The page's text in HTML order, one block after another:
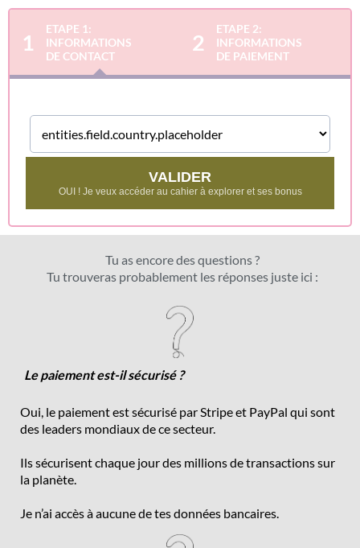
1
ETAPE 1:
INFORMATIONS
DE CONTACT
2
ETAPE 2:
INFORMATIONS
DE PAIEMENT
VALIDER
OUI ! Je veux accéder au cahier à explorer et ses bonus
Tu as encore des questions ?
Tu trouveras probablement les réponses juste ici :
Le paiement est-il sécurisé ?
Oui, le paiement est sécurisé par Stripe et PayPal qui sont
des leaders mondiaux de ce secteur.
Ils sécurisent chaque jour des millions de transactions sur
la planète.
Je n’ai accès à aucune de tes données bancaires.